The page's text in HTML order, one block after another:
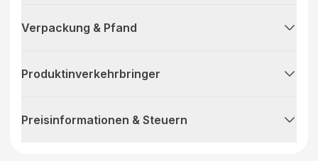
Verpackung & Pfand
Produktinverkehrbringer
Preisinformationen & Steuern